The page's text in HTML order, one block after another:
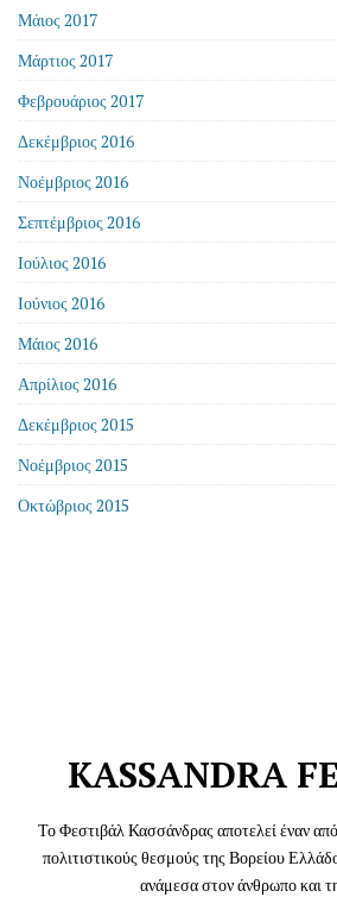
Μάιος 2017
Μάρτιος 2017
Φεβρουάριος 2017
Δεκέμβριος 2016
Νοέμβριος 2016
Σεπτέμβριος 2016
Ιούλιος 2016
Ιούνιος 2016
Μάιος 2016
Απρίλιος 2016
Δεκέμβριος 2015
Νοέμβριος 2015
Οκτώβριος 2015
KASSANDRA
Το Φεστιβάλ Κασσάνδρας αποτελεί έναν
πολιτιστικούς θεσμούς της Βορείου
ανάμεσα στον άνθρωπο και